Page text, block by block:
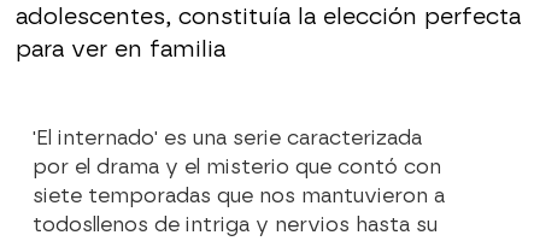
adolescentes, constituía la elección perfecta
para ver en familia
'El internado' es una serie caracterizada
por el drama y el misterio que contó con
siete temporadas que nos mantuvieron a
todosllenos de intriga y nervios hasta su